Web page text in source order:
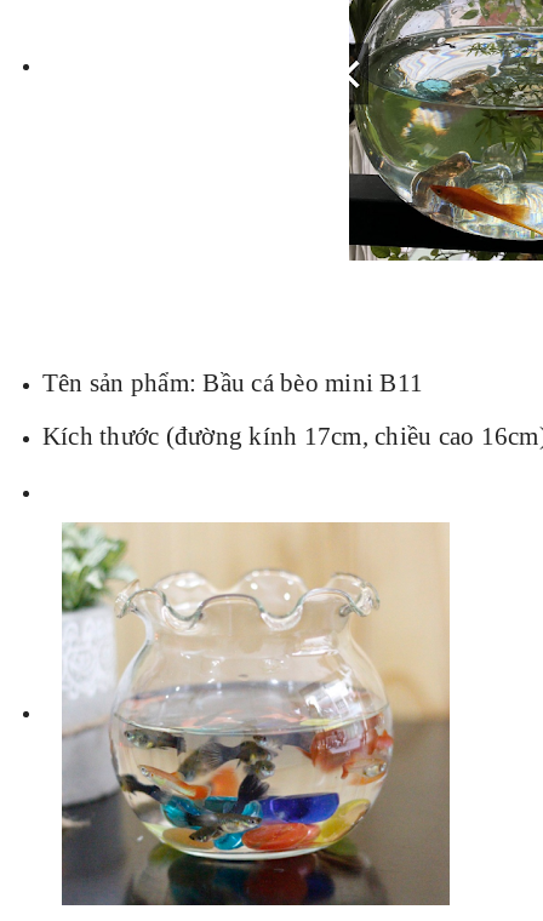
Tên sản phẩm: Bầu cá bèo mini B11
Kích thước (đường kính 17cm, chiều cao